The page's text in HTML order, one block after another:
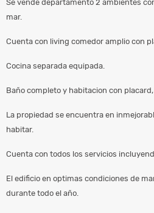
Se vende departamento 2 ambientes
mar.
Cuenta con living comedor amplio con
Cocina separada equipada.
Baño completo y habitacion con placard,
La propiedad se encuentra en
habitar.
Cuenta con todos los servicios
El edificio en optimas condiciones de
durante todo el año.